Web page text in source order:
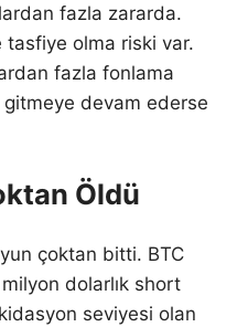
fazla zararda.
olma riski var.
fazla fonlama
gitmeye devam ederse
Öldü
çoktan bitti. BTC
dolarlık short
seviyesi olan